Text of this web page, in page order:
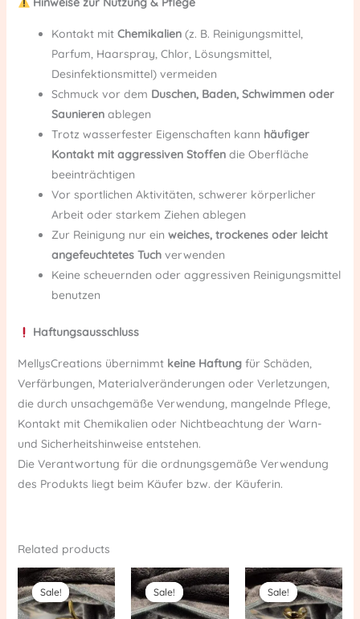
Kontakt mit Chemikalien(z. B. Reinigungsmittel,
Parfum, Haarspray, Chlor, Lösungsmittel,
Desinfektionsmittel) vermeiden
Schmuck vor dem Duschen, Baden, Schwimmen oder
Saunierenablegen
Trotz wasserfester Eigenschaften kann häufiger
Kontakt mit aggressiven Stoffendie Oberfläche
beeinträchtigen
Vor sportlichen Aktivitäten, schwerer körperlicher
Arbeit oder starkem Ziehen ablegen
Zur Reinigung nur ein weiches, trockenes oder leicht
angefeuchtetes Tuchverwenden
Keine scheuernden oder aggressiven Reinigungsmittel
benutzen
Haftungsausschluss
MellysCreations übernimmt keine Haftungfür Schäden,
Verfärbungen, Materialveränderungen oder Verletzungen,
die durch unsachgemäße Verwendung, mangelnde Pflege,
Kontakt mit Chemikalien oder Nichtbeachtung der Warn-
und Sicherheitshinweise entstehen.
Die Verantwortung für die ordnungsgemäße Verwendung
des Produkts liegt beim Käufer bzw. der Käuferin.
Related products
Sale!
Sale!
Original
price
was:
€ 14,90.
Current
price
is:
€ 10,00.
Sale!
Sale!
Original
price
was:
€ 14,90.
Current
price
is:
€ 10,00.
Sale!
Sale!
Original
price
was:
€ 17,90.
Current
price
is:
€ 14,00.